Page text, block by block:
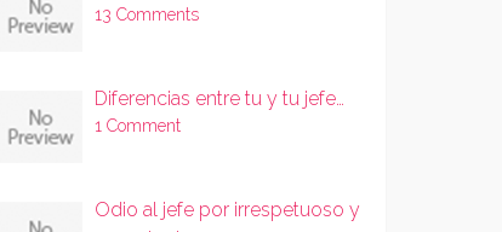
13 Comments
Diferencias entre tu y tu jefe…
1 Comment
Odio al jefe por irrespetuoso y